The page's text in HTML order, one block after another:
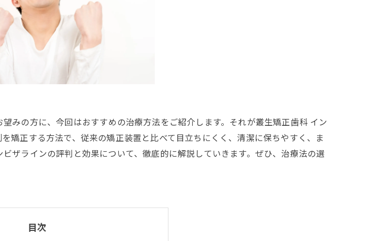
みの方に、今回はおすすめの治療方法をご紹介します。それが叢生矯正歯科 イン
矯正する方法で、従来の矯正装置と比べて目立ちにくく、清潔に保ちやすく、ま
ザラインの評判と効果について、徹底的に解説していきます。ぜひ、治療法の選
目次